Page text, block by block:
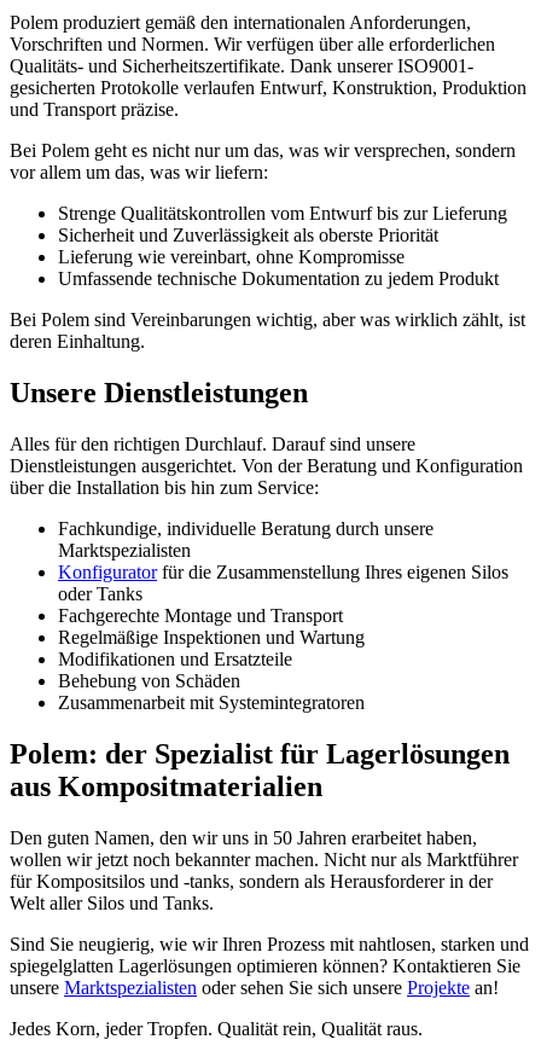
Polem produziert gemäß den internationalen Anforderungen,
Vorschriften und Normen. Wir verfügen über alle erforderlichen
Qualitäts- und Sicherheitszertifikate. Dank unserer ISO9001-
gesicherten Protokolle verlaufen Entwurf, Konstruktion, Produktion
und Transport präzise.
Bei Polem geht es nicht nur um das, was wir versprechen, sondern
vor allem um das, was wir liefern:
Strenge Qualitätskontrollen vom Entwurf bis zur Lieferung
Sicherheit und Zuverlässigkeit als oberste Priorität
Lieferung wie vereinbart, ohne Kompromisse
Umfassende technische Dokumentation zu jedem Produkt
Bei Polem sind Vereinbarungen wichtig, aber was wirklich zählt, ist
deren Einhaltung.
Unsere Dienstleistungen
Alles für den richtigen Durchlauf. Darauf sind unsere
Dienstleistungen ausgerichtet. Von der Beratung und Konfiguration
über die Installation bis hin zum Service:
Fachkundige, individuelle Beratung durch unsere
Marktspezialisten
Konfiguratorfür die Zusammenstellung Ihres eigenen Silos
oder Tanks
Fachgerechte Montage und Transport
Regelmäßige Inspektionen und Wartung
Modifikationen und Ersatzteile
Behebung von Schäden
Zusammenarbeit mit Systemintegratoren
Polem: der Spezialist für Lagerlösungen
aus Kompositmaterialien
Den guten Namen, den wir uns in 50 Jahren erarbeitet haben,
wollen wir jetzt noch bekannter machen. Nicht nur als Marktführer
für Kompositsilos und -tanks, sondern als Herausforderer in der
Welt aller Silos und Tanks.
Sind Sie neugierig, wie wir Ihren Prozess mit nahtlosen, starken und
spiegelglatten Lagerlösungen optimieren können? Kontaktieren Sie
unsere Marktspezialisten oder sehen Sie sich unsere Projekte an!
Jedes Korn, jeder Tropfen. Qualität rein, Qualität raus.